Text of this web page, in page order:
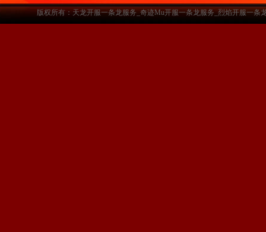
版权所有：天龙开服一条龙服务_奇迹Mu开服一条龙服务_烈焰开服一条